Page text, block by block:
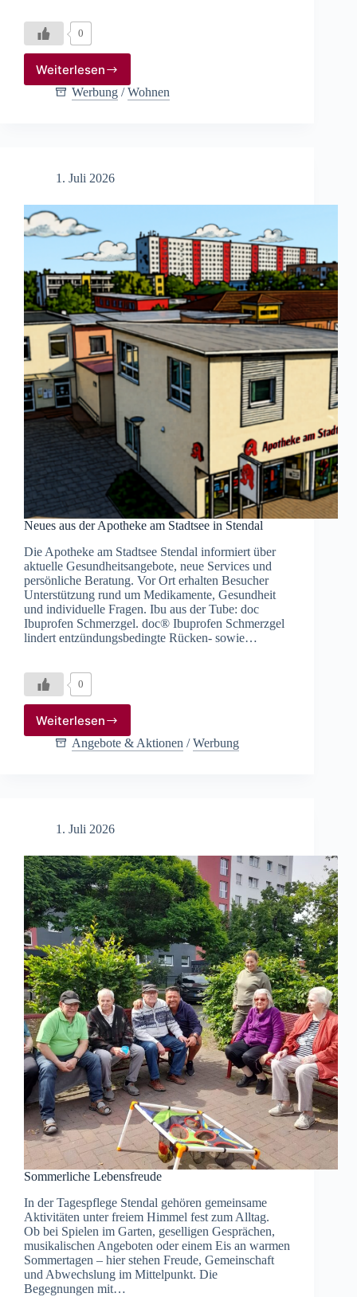
0
Weiterlesen
Stendaler
Wohnungsbaugesellschaft
Werbung /Wohnen
1. Juli 2026
Neues aus der Apotheke am Stadtsee in Stendal
Die Apotheke am Stadtsee Stendal informiert über
aktuelle Gesundheitsangebote, neue Services und
persönliche Beratung. Vor Ort erhalten Besucher
Unterstützung rund um Medikamente, Gesundheit
und individuelle Fragen. Ibu aus der Tube: doc
Ibuprofen Schmerzgel. doc® Ibuprofen Schmerzgel
lindert entzündungsbedingte Rücken- sowie…
0
Weiterlesen
Neues
aus
Stendal
Angebote & Aktionen /Werbung
1. Juli 2026
Sommerliche Lebensfreude
In der Tagespflege Stendal gehören gemeinsame
Aktivitäten unter freiem Himmel fest zum Alltag.
Ob bei Spielen im Garten, geselligen Gesprächen,
musikalischen Angeboten oder einem Eis an warmen
Sommertagen – hier stehen Freude, Gemeinschaft
und Abwechslung im Mittelpunkt. Die
Begegnungen mit…